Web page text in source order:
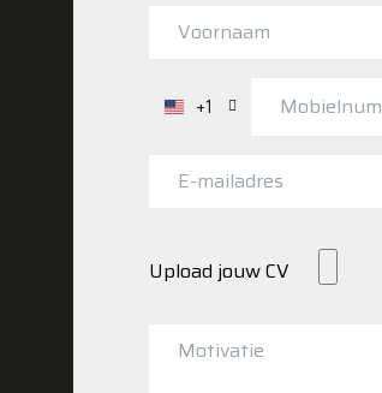
Verenigde
+1
+1
Upload jouw CV